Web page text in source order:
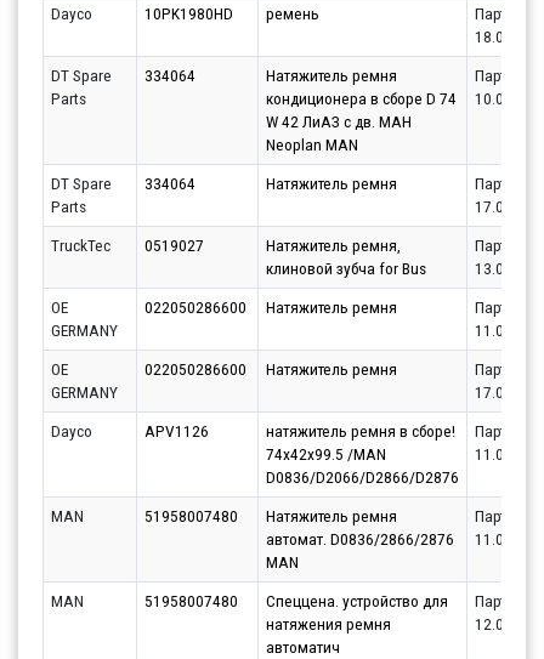
Dayco
10PK1980HD ремень
Партнёр
DT Spare
Parts
334064
Натяжитель ремня
кондиционера в сборе D 74
W 42 ЛиАЗ с дв. МАН
Neoplan MAN
Партнёр
DT Spare
Parts
334064 Натяжитель ремня
Партнёр
TruckTec
0519027
Натяжитель ремня,
клиновой зубча for Bus
Партнёр
OE
GERMANY
022050286600 Натяжитель ремня
Партнёр
OE
GERMANY
022050286600 Натяжитель ремня
Партнёр
Dayco
APV1126
натяжитель ремня в сборе!
74x42x99.5 /MAN
D0836/D2066/D2866/D2876
Партнёр
MAN 51958007480
Натяжитель ремня
автомат. D0836/2866/2876
MAN
Партнёр
MAN 51958007480
Спеццена. устройство для
натяжения ремня
автоматич
Партнёр